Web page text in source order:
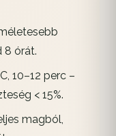
8 órát.
10–12 perc –
< 15%.
magból,